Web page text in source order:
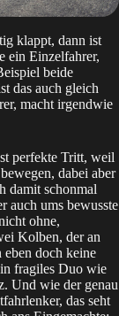
klappt, dann ist
ein Einzelfahrer,
beide
das auch gleich
macht irgendwie
perfekte Tritt, weil
dabei aber
damit schonmal
auch ums bewusste
ohne,
Kolben, der an
eben doch keine
fragiles Duo wie
Und wie der genau
das seht